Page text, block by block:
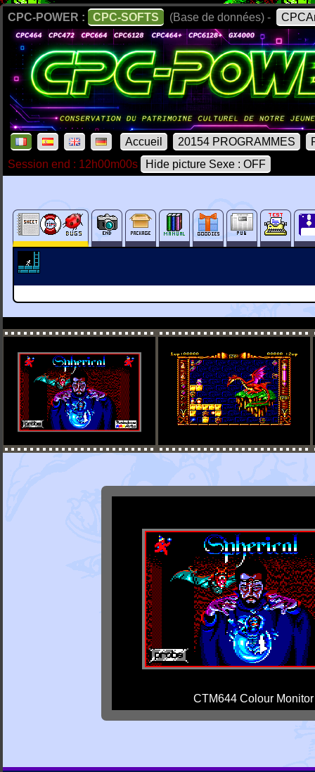
CPC-POWER : CPC-SOFTS (Base de données) -
Accueil 20154 PROGRAMMES
Session end : 12h00m00s
Hide picture Sexe : OFF
CTM644 Colour Monitor